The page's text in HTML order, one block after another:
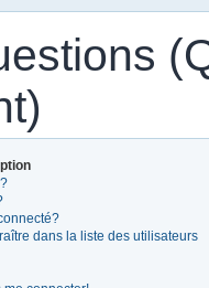
dans la liste des utilisateurs